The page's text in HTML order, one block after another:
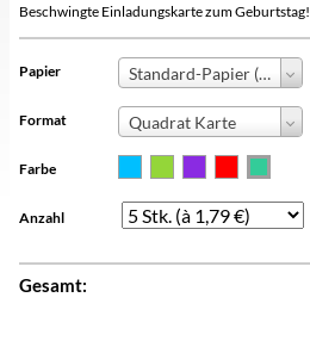
Beschwingte Einladungskarte zum Geburtstag!
Papier Standard-Papier (+0,00 €)
Format Quadrat Karte
Farbe
Anzahl
Gesamt: